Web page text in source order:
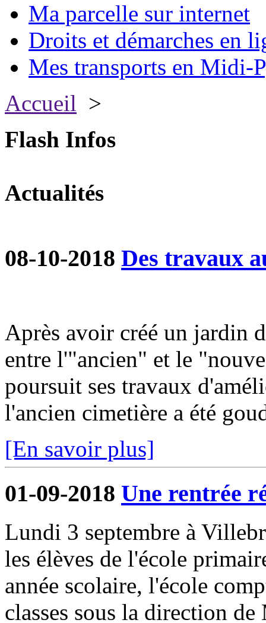
Ma parcelle sur internet
Droits et démarches en
Mes transports en Midi-
Accueil >
Flash Infos
Actualités
08-10-2018 Des travaux
Après avoir créé un jardin
entre l'"ancien" et le
poursuit ses travaux
l'ancien cimetière a été
[En savoir plus]
01-09-2018 Une rentrée
Lundi 3 septembre à
les élèves de l'école
année scolaire, l'école
classes sous la direction